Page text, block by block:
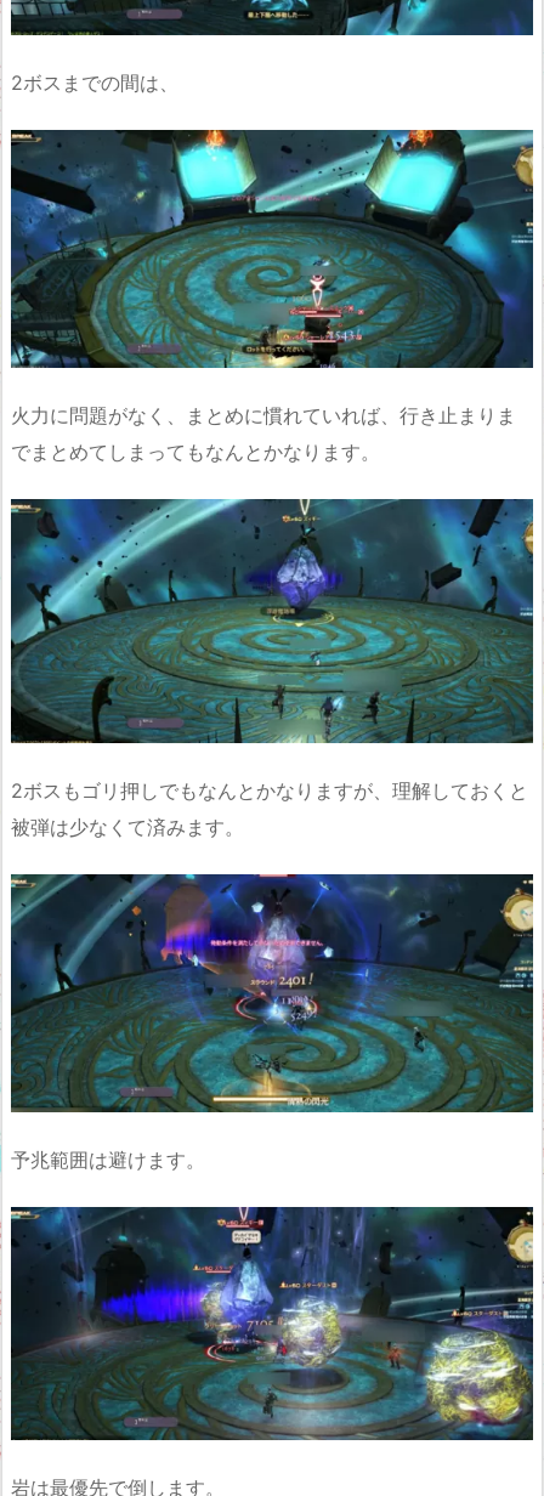
2ボスまでの間は、
火力に問題がなく、まとめに慣れていれば、行き止まりま
でまとめてしまってもなんとかなります。
2ボスもゴリ押しでもなんとかなりますが、理解しておくと
被弾は少なくて済みます。
予兆範囲は避けます。
岩は最優先で倒します。